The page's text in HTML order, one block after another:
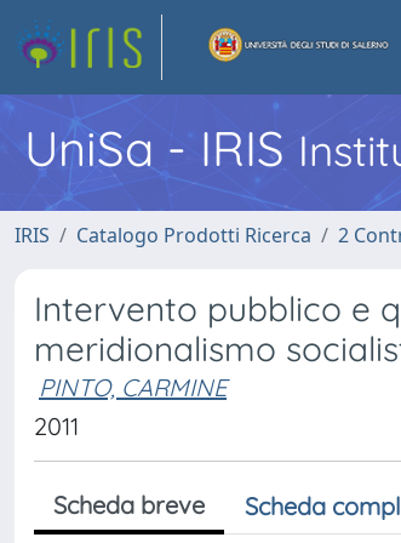
UniSa - IRIS
IRIS Catalogo Prodotti Ricerca 2
Intervento pubblico e
meridionalismo
PINTO, CARMINE
2011
Scheda breve Scheda